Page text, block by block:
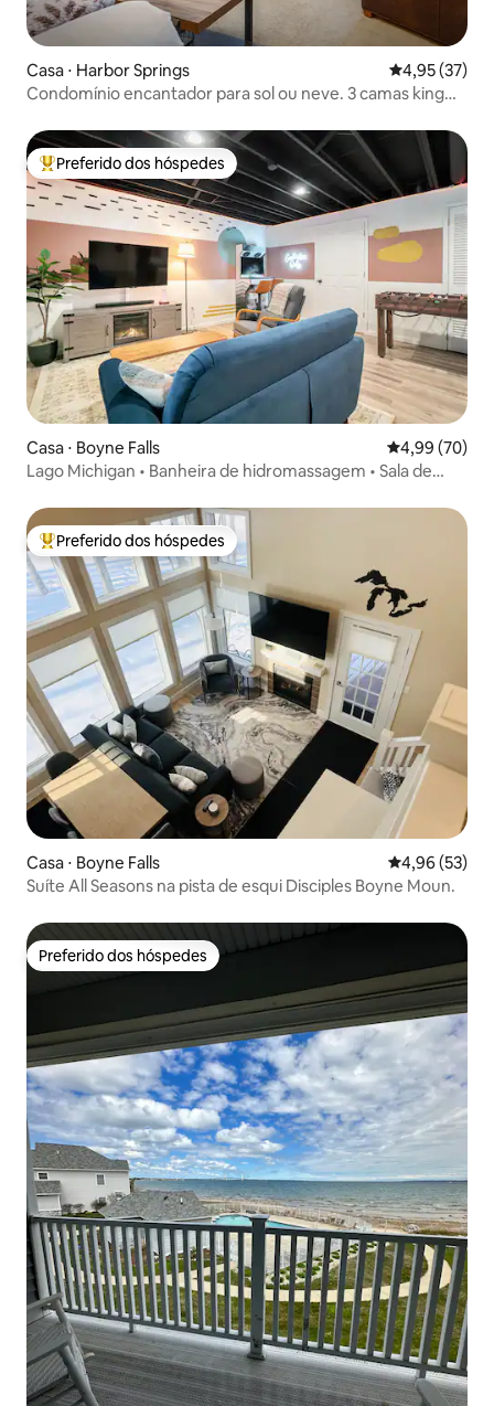
Casa ⋅ Harbor Springs 4,95 de uma
4,95 (37)
Condomínio encantador para sol ou neve. 3 camas king
Entre os melhores preferidos dos hóspedes
Preferido dos hóspedes
Casa ⋅ Boyne Falls 4,99 de uma
4,99 (70)
Lago Michigan • Banheira de hidromassagem • Sala de
Entre os melhores preferidos dos hóspedes
Preferido dos hóspedes
Casa ⋅ Boyne Falls 4,96 de uma
4,96 (53)
Suíte All Seasons na pista de esqui Disciples Boyne Moun.
Preferido dos hóspedes
Preferido dos hóspedes